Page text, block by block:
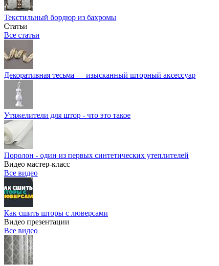
Текстильный бордюр из бахромы
Статьи
Все статьи
Декоративная тесьма — изысканный шторный аксессуар
Утяжелители для штор - что это такое
Поролон - один из первых синтетических утеплителей
Видео мастер-класс
Все видео
Как сшить шторы с люверсами
Видео презентации
Все видео